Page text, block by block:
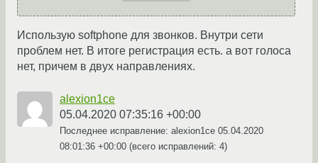
Использую softphone для звонков. Внутри сети
проблем нет. В итоге регистрация есть. а вот голоса
нет, причем в двух направлениях.
alexion1ce
05.04.2020 07:35:16 +00:00
Последнее исправление: alexion1ce 05.04.2020
08:01:36 +00:00 (всего исправлений: 4)